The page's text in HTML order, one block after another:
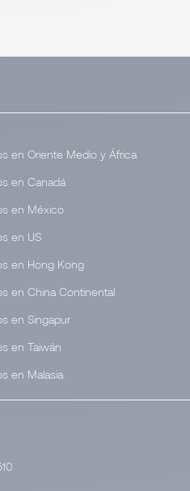
en Oriente Medio y África
en Canadá
en México
en US
en Hong Kong
en China Continental
en Singapur
en Taiwán
en Malasia